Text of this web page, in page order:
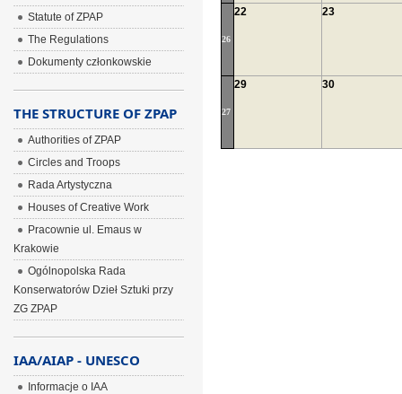
26
22 23
27
29 30
Statute of ZPAP
The Regulations
Dokumenty członkowskie
THE STRUCTURE OF ZPAP
Authorities of ZPAP
Circles and Troops
Rada Artystyczna
Houses of Creative Work
Pracownie ul. Emaus w
Krakowie
Ogólnopolska Rada
Konserwatorów Dzieł Sztuki przy
ZG ZPAP
IAA/AIAP - UNESCO
Informacje o IAA